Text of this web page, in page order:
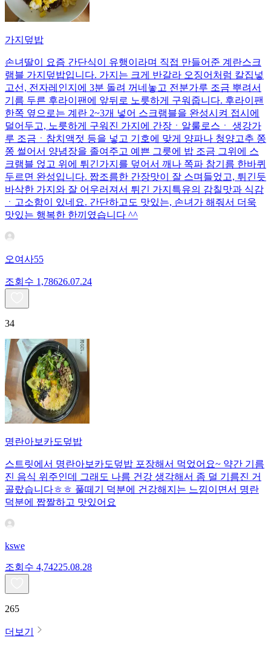
가지덮밥
손녀딸이 요즘 간단식이 유행이라며 직접 만들어준 계란스크
램블 가지덮밥입니다. 가지는 크게 반갈라 오징어처럼 칼집넣
고선, 전자레인지에 3분 돌려 꺼네놓고 전분가루 조금 뿌려서
기름 두른 후라이팬에 앞뒤로 노릇하게 구워줍니다. 후라이팬
한쪽 옆으로는 계란 2~3개 넣어 스크램블을 완성시켜 접시에
덜어두고, 노릇하게 구워진 가지에 간장ㆍ알룰로스ㆍ 생강가
루 조금ㆍ참치액젓 등을 넣고 기호에 맞게 양파나 청양고추 쫑
쫑 썰어서 양념장을 졸여주고 예쁜 그릇에 밥 조금 그위에 스
크램블 얹고 위에 튀긴가지를 덮어서 깨나 쪽파 참기름 한바퀴
두르면 완성입니다. 짭조름한 간장맛이 잘 스며들었고, 튀긴듯
바삭한 가지와 잘 어우러져서 튀긴 가지특유의 감칠맛과 식감
ㆍ고소함이 있네요. 간단하고도 맛있는, 손녀가 해줘서 더욱
맛있는 행복한 한끼였습니다 ^^
오여사55
조회수 1,78626.07.24
34
명란아보카도덮밥
스트릿에서 명란아보카도덮밥 포장해서 먹었어요~ 약간 기름
진 음식 위주인데 그래도 나름 건강 생각해서 좀 덜 기름진 거
골랐습니다ㅎㅎ 풀떼기 덕분에 건강해지는 느낌이면서 명란
덕분에 짭짤하고 맛있어요
kswe
조회수 4,74225.08.28
265
더보기